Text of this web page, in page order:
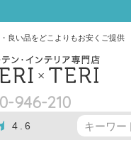
良い品をどこよりもお安くご提
946-210
4.6